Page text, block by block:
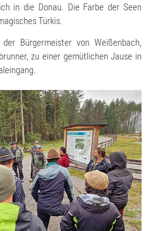
in die Donau. Die Farbe der Seen
Türkis.
Bürgermeister von Weißenbach,
zu einer gemütlichen Jause in